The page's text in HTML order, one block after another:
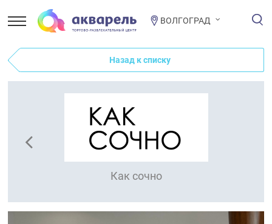
ВОЛГОГРАД
Назад к списку
Как сочно